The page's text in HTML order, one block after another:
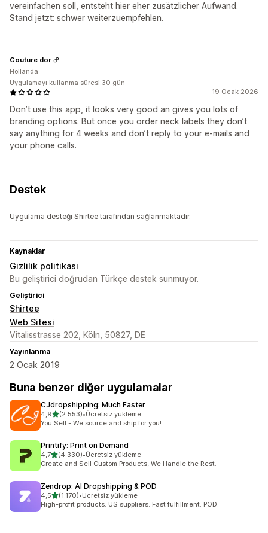
vereinfachen soll, entsteht hier eher zusätzlicher Aufwand.
Stand jetzt: schwer weiterzuempfehlen.
19 Ocak 2026
Don’t use this app, it looks very good an gives you lots of
branding options. But once you order neck labels they don’t
say anything for 4 weeks and don’t reply to your e-mails and
your phone calls.
Couture dor
Hollanda
Uygulamayı kullanma süresi:30 gün
Destek
Uygulama desteği Shirtee tarafından sağlanmaktadır.
Kaynaklar
Gizlilik politikası
Bu geliştirici doğrudan Türkçe destek sunmuyor.
Geliştirici
Shirtee
Web Sitesi
Vitalisstrasse 202, Köln, 50827, DE
Yayınlanma
2 Ocak 2019
Buna benzer diğer uygulamalar
CJdropshipping: Much Faster
4,95 yıldız üzerinden
(2.553)
toplam 2553 değerlendirme
•Ücretsiz yükleme
You Sell - We source and ship for you!
Printify: Print on Demand
4,75 yıldız üzerinden
(4.330)
toplam 4330 değerlendirme
•Ücretsiz yükleme
Create and Sell Custom Products, We Handle the Rest.
Zendrop: AI Dropshipping & POD
4,55 yıldız üzerinden
(1.170)
toplam 1170 değerlendirme
•Ücretsiz yükleme
High-profit products. US suppliers. Fast fulfillment. POD.